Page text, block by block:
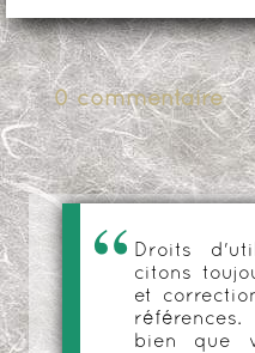
0 commentaire
Droits
citons
et
bien que